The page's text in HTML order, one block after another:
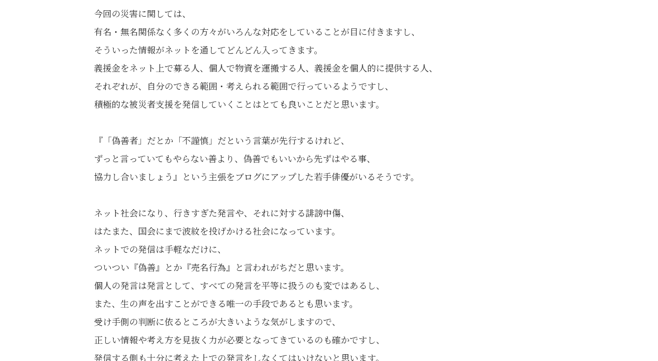
今回の災害に関しては、
有名・無名関係なく多くの方々がいろんな対応をしていることが目に付きますし、
そういった情報がネットを通してどんどん入ってきます。
義援金をネット上で募る人、個人で物資を運搬する人、義援金を個人的に提供する人、
それぞれが、自分のできる範囲・考えられる範囲で行っているようですし、
積極的な被災者支援を発信していくことはとても良いことだと思います。
『「偽善者」だとか「不謹慎」だという言葉が先行するけれど、
ずっと言っていてもやらない善より、偽善でもいいから先ずはやる事、
協力し合いましょう』という主張をブログにアップした若手俳優がいるそうです。
ネット社会になり、行きすぎた発言や、それに対する誹謗中傷、
はたまた、国会にまで波紋を投げかける社会になっています。
ネットでの発信は手軽なだけに、
ついつい『偽善』とか『売名行為』と言われがちだと思います。
個人の発言は発言として、すべての発言を平等に扱うのも変ではあるし、
また、生の声を出すことができる唯一の手段であるとも思います。
受け手側の判断に依るところが大きいような気がしますので、
正しい情報や考え方を見抜く力が必要となってきているのも確かですし、
発信する側も十分に考えた上での発言をしなくてはいけないと思います。